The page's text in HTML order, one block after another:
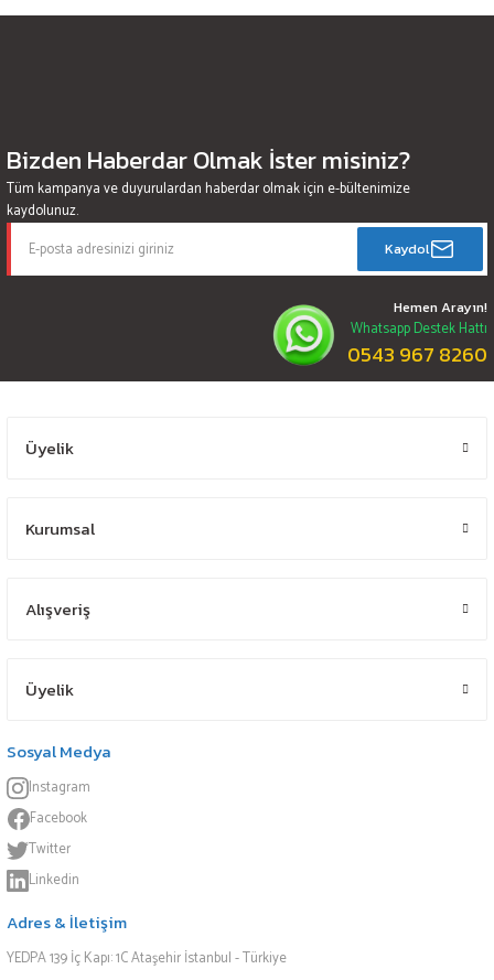
Bizden Haberdar Olmak İster misiniz?
Tüm kampanya ve duyurulardan haberdar olmak için e-bültenimize
kaydolunuz.
Kaydol
Hemen Arayın!
Whatsapp Destek Hattı
0543 967 8260
Üyelik
Kurumsal
Alışveriş
Üyelik
Sosyal Medya
Instagram
Facebook
Twitter
Linkedin
Adres & İletişim
YEDPA 139 İç Kapı: 1C Ataşehir İstanbul - Türkiye